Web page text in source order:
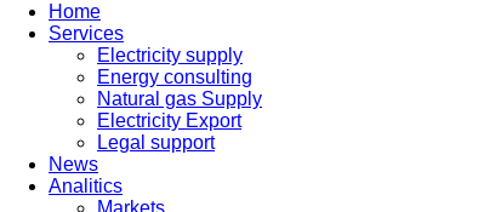
Home
Services
Electricity supply
Energy consulting
Natural gas Supply
Electricity Export
Legal support
News
Analitics
Markets